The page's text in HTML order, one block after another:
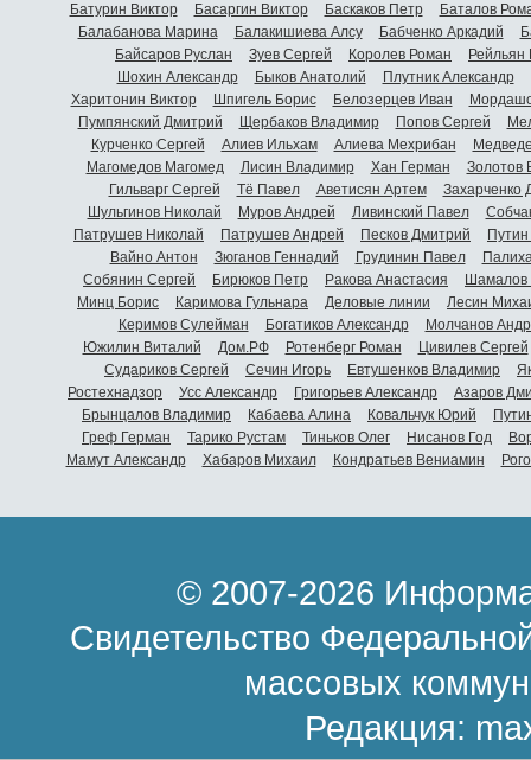
Батурин Виктор
Басаргин Виктор Баскаков Петр
Баталов
Балабанова Марина
Балакишиева Алсу Бабченко Аркадий
Байсаров Руслан
Зуев Сергей Королев Роман
Шохин Александр
Быков Анатолий Плутник Александр
Харитонин Виктор
Шпигель Борис Белозерцев Иван
Пумпянский Дмитрий
Щербаков Владимир Попов Сергей
Курченко Сергей
Алиев Ильхам Алиева Мехрибан
Магомедов Магомед
Лисин Владимир Хан Герман
Золотов
Гильварг Сергей
Тё Павел Аветисян Артем
Захарченко
Шульгинов Николай
Муров Андрей Ливинский Павел
Патрушев Николай
Патрушев Андрей Песков Дмитрий
Вайно Антон
Зюганов Геннадий Грудинин Павел
Собянин Сергей
Бирюков Петр Ракова Анастасия
Шамалов
Минц Борис
Каримова Гульнара Деловые линии
Лесин
Керимов Сулейман
Богатиков Александр
Молчанов
Южилин Виталий
Дом.РФ Ротенберг Роман
Цивилев Сергей
Судариков Сергей
Сечин Игорь Евтушенков Владимир
Ростехнадзор
Усс Александр Григорьев Александр
Азаров
Брынцалов Владимир
Кабаева Алина Ковальчук Юрий
Греф Герман
Тарико Рустам Тиньков Олег Нисанов Год
Мамут Александр
Хабаров Михаил Кондратьев Вениамин
© 2007-2026
Свидетельство
массовых
Редакция: